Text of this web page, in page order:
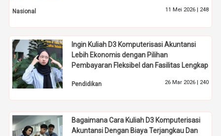
Nasional 11 Mei 2026 | 248
Ingin Kuliah D3 Komputerisasi Akuntansi
Lebih Ekonomis dengan Pilihan
Pembayaran Fleksibel dan Fasilitas Lengkap
Pendidikan 26 Mar 2026 | 240
Bagaimana Cara Kuliah D3 Komputerisasi
Akuntansi Dengan Biaya Terjangkau Dan